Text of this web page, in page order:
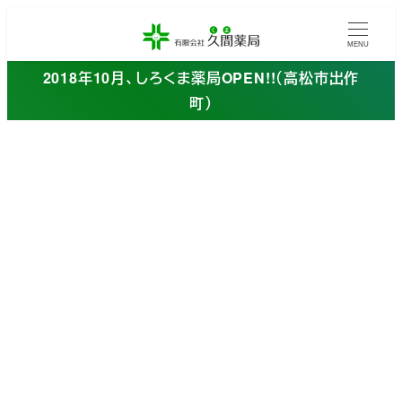
ン
MENU
2018年10月、しろくま薬局OPEN!!（高松市出作
町）